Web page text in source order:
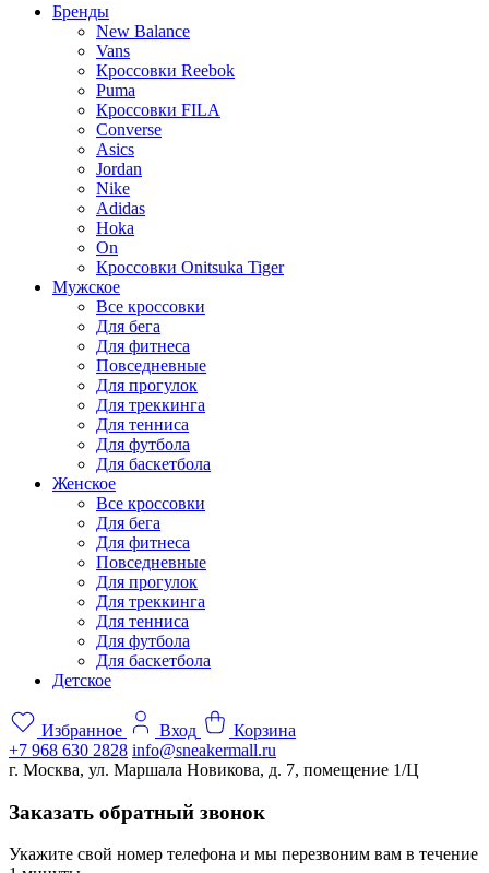
Бренды
New Balance
Vans
Кроссовки Reebok
Puma
Кроссовки FILA
Converse
Asics
Jordan
Nike
Adidas
Hoka
On
Кроссовки Onitsuka Tiger
Мужское
Все кроссовки
Для бега
Для фитнеса
Повседневные
Для прогулок
Для треккинга
Для тенниса
Для футбола
Для баскетбола
Женское
Все кроссовки
Для бега
Для фитнеса
Повседневные
Для прогулок
Для треккинга
Для тенниса
Для футбола
Для баскетбола
Детское
Избранное Вход
Корзина
+7 968 630 2828 info@sneakermall.ru
г. Москва, ул. Маршала Новикова, д. 7, помещение 1/Ц
Заказать обратный звонок
Укажите свой номер телефона и мы перезвоним вам в течение